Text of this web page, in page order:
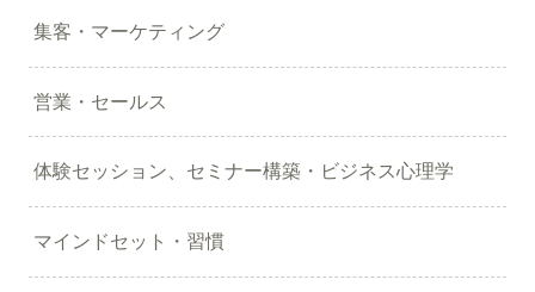
集客・マーケティング
営業・セールス
体験セッション、セミナー構築・ビジネス心理学
マインドセット・習慣